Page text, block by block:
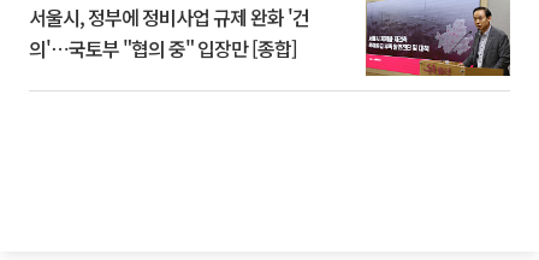
서울시, 정부에 정비사업 규제 완화 '건
의'⋯국토부 "협의 중" 입장만 [종합]